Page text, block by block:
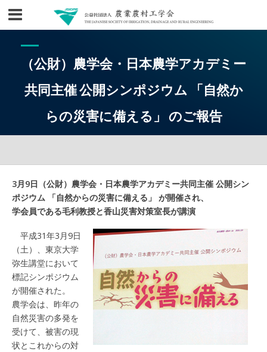
（公財）農学会・日本農学アカデミー
共同主催 公開シンポジウム 「自然か
らの災害に備える」 のご報告
3月9日（公財）農学会・日本農学アカデミー共同主催 公開シン
ポジウム 「自然からの災害に備える」 が開催され、
学会員である毛利教授と香山災害対策室長が講演
平成31年3月9日
（土）、東京大学
弥生講堂において
標記シンポジウム
が開催された。
農学会は、昨年の
自然災害の多発を
受けて、被害の現
状とこれからの対